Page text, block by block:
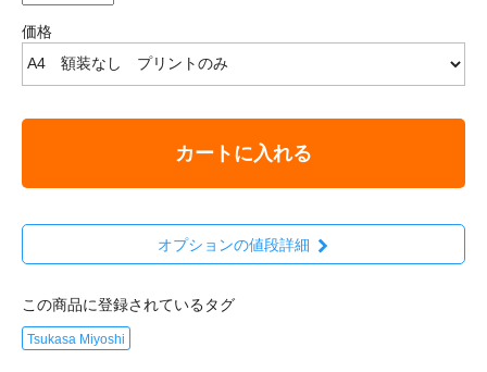
価格
カートに入れる
オプションの値段詳細
この商品に登録されているタグ
Tsukasa Miyoshi